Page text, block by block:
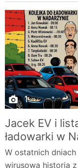
1
Jacek EV i
ładowarki w
W ostatnich dniach
wirusowa historia